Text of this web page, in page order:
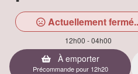
Actuellement
12h00 - 04h00
À emporter
Précommande pour 12h20